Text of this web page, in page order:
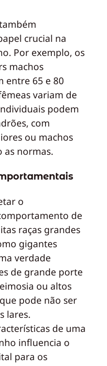
crucial na
Por exemplo, os
machos
entre 65 e 80
variam de
podem
com
ou machos
as normas.
o
de
raças grandes
gigantes
verdade
de grande porte
ou altos
pode não ser
lares.
de uma
influencia o
para os